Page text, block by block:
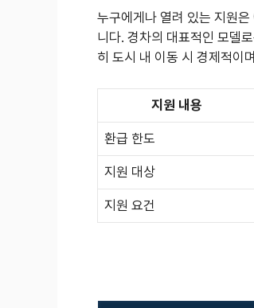
누구에게나 열려 있는 지원은
니다. 경차의 대표적인 모델
히 도시 내 이동 시 경제적이
지원 내용
환급 한도
지원 대상
지원 요건